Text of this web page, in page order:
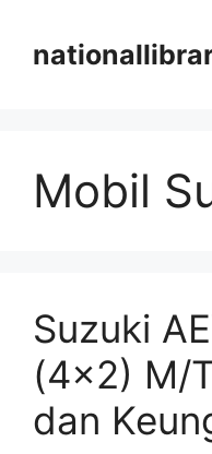
content
Mobil
Suzuki
(4×2) M/
dan